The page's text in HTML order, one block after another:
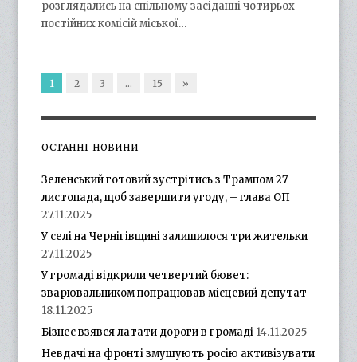
розглядались на спільному засіданні чотирьох
постійних комісій міської…
1 2 3 … 15 »
ОСТАННІ НОВИНИ
Зеленський готовий зустрітись з Трампом 27
листопада, щоб завершити угоду, – глава ОП
27.11.2025
У селі на Чернігівщині залишилося три жительки
27.11.2025
У громаді відкрили четвертий бювет:
зварювальником попрацював місцевий депутат
18.11.2025
Бізнес взявся латати дороги в громаді 14.11.2025
Невдачі на фронті змушують росію активізувати